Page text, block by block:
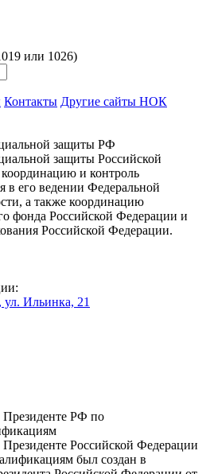
или 1026)
Контакты Другие сайты НОК
защиты РФ
защиты Российской
и контроль
в его ведении Федеральной
а также координацию
фонда Российской Федерации и
Российской Федерации.
Ильинка, 21
РФ по
Российской Федерации
был создан в